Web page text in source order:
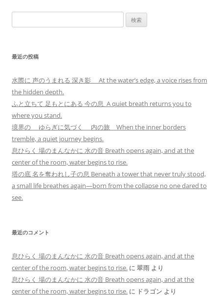
索:
最近の投稿
水際に 声のうまれる 深き影 At the water’s edge, a voice rises from
the hidden depth.
ふと立ちて 足もとにある 今の息 A quiet breath returns you to
where you stand.
境界の ゆらぎに気づく 内の旅 When the inner borders
tremble, a quiet journey begins.
息ひらく 場のまんなかに 水の音 Breath opens again, and at the
center of the room, water begins to rise.
塔の底 名を奪われし子の息 Beneath a tower that never truly stood,
a small life breathes again—born from the collapse no one dared to
see.
最近のコメント
息ひらく 場のまんなかに 水の音 Breath opens again, and at the
center of the room, water begins to rise. に 翠雨 より
息ひらく 場のまんなかに 水の音 Breath opens again, and at the
center of the room, water begins to rise. に ドラゴン より